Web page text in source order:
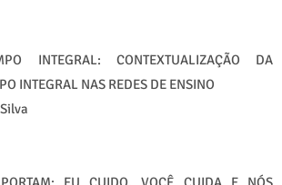
INTEGRAL: CONTEXTUALIZAÇÃO DA
INTEGRAL NAS REDES DE ENSINO